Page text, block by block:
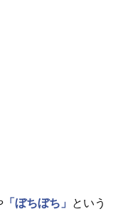
「ぼちぼち」
という